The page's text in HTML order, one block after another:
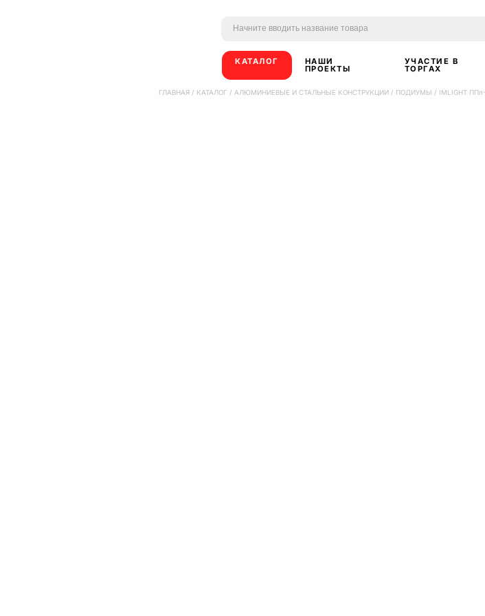
КАТАЛОГ НАШИ
ПРОЕКТЫ
УЧАСТИЕ В
ТОРГАХ
ГЛАВНАЯ / КАТАЛОГ / АЛЮМИНИЕВЫЕ И СТАЛЬНЫЕ КОНСТРУКЦИИ / ПОДИУМЫ / IMLIGHT